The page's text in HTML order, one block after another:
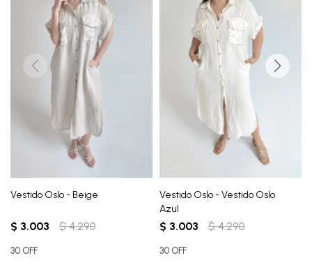
Vestido Oslo - Beige
$ 3.003 $ 4.290
30 OFF
Vestido Oslo - Vestido Oslo
Azul
$ 3.003 $ 4.290
30 OFF